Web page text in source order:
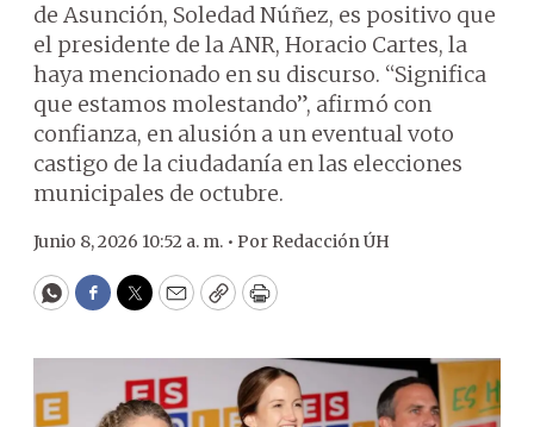
de Asunción, Soledad Núñez, es positivo que
el presidente de la ANR, Horacio Cartes, la
haya mencionado en su discurso. “Significa
que estamos molestando”, afirmó con
confianza, en alusión a un eventual voto
castigo de la ciudadanía en las elecciones
municipales de octubre.
Junio 8, 2026 10:52 a. m. • Por Redacción ÚH
WhatsApp
Facebook
Twitter
EmailCopyPrint